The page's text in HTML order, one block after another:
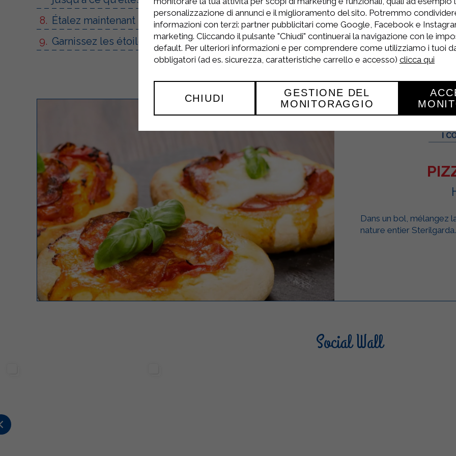
Étalez maintenant le mélange de crevettes et le yaourt blanc allégé Sterilgarda sur
Garnissez les étoiles de canapé d'une crevette et de quelques feuilles de thym.
Dans un bol, mélangez
nature entier
Social Wall
personalizzazione di annunci e il miglioramento del sito. Potremmo
informazioni con terzi: partner pubblicitari come Google, Facebook e
marketing. Cliccando il pulsante "Chiudi" continuerai la navigazione con le
default. Per ulteriori informazioni e per comprendere come utilizziamo i tuoi
obbligatori (ad es. sicurezza, caratteristiche carrello e accesso) clicca qui
CHIUDI
GESTIONE DEL
MONITORAGGIO